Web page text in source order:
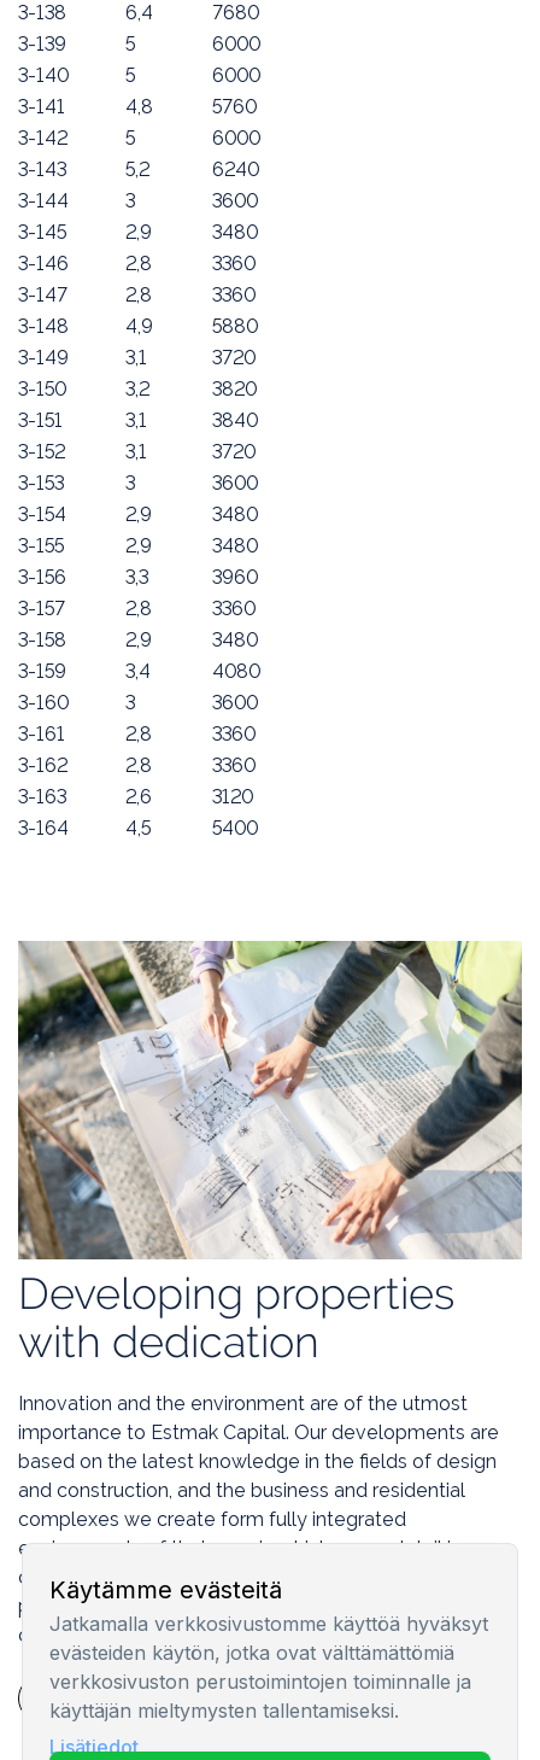
Käytämme evästeitä
Jatkamalla verkkosivustomme käyttöä hyväksyt
evästeiden käytön, jotka ovat välttämättömiä
verkkosivuston perustoimintojen toiminnalle ja
käyttäjän mieltymysten tallentamiseksi.
Lisätiedot
3-138
6,4
7680
3-139
5
6000
3-140
5
6000
3-141
4,8
5760
3-142
5
6000
3-143
5,2
6240
3-144
3
3600
3-145
2,9
3480
3-146
2,8
3360
3-147
2,8
3360
3-148
4,9
5880
3-149
3,1
3720
3-150
3,2
3820
3-151
3,1
3840
3-152
3,1
3720
3-153
3
3600
3-154
2,9
3480
3-155
2,9
3480
3-156
3,3
3960
3-157
2,8
3360
3-158
2,9
3480
3-159
3,4
4080
3-160
3
3600
3-161
2,8
3360
3-162
2,8
3360
3-163
2,6
3120
3-164
4,5 5400
Developing properties
with dedication
Innovation and the environment are of the utmost
importance to Estmak Capital. Our developments are
based on the latest knowledge in the fields of design
and construction, and the business and residential
complexes we create form fully integrated
environments of their own in which every detail is
carefully considered. We want to offer the best
property development in the Baltic States and to
create sustainable value for future generations.